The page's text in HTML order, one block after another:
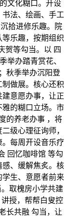
文化糊口。开设
法、绘画、手工
拾进修乐趣。院
乐趣，按期组织
贺等勾当。以 四
举办踏青赏花、
秋季举办沉阳登
做展。核心还积
意愿办事，让正
的糊口立场。市
的养老办事 ，将
级心理征询师，
每周开设音乐疗
回忆咖啡馆 等勾
感、缓解焦炙。核
生、意愿者前来
取槐房小学共建
授，帮帮白叟控
长共融 勾当，让